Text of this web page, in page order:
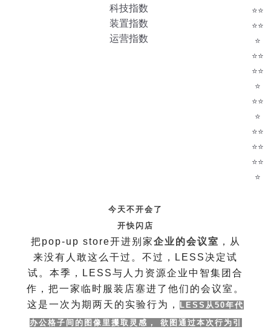
科技指数
装置指数
运营指数
⭐️⭐️
⭐️⭐️
⭐️
⭐️⭐️
⭐️⭐️
⭐️
⭐️⭐️
⭐
⭐️⭐️
⭐️⭐️
⭐️⭐️
⭐️
今天不开会了
开快闪店
把pop-up store开进别家企业的会议室 ，从
来没有人敢这么干过。不过，LESS决定试
试。本季，LESS与人力资源企业中智集团合
作，把一家临时服装店塞进了他们的会议室。
这是一次为期两天的实验行为，
LESS从50年代
办公格子间的图像里攫取灵感， 欲图通过本次行为引